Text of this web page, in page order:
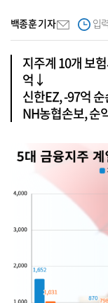
백종훈 기자 입
지주계 10개 보
억↓
신한EZ, -97억
NH농협손보, 순